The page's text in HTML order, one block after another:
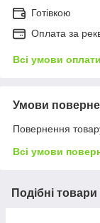
Готівкою
Оплата за
Всі умови оплати
Умови
Повернення
Всі умови
Подібні товари